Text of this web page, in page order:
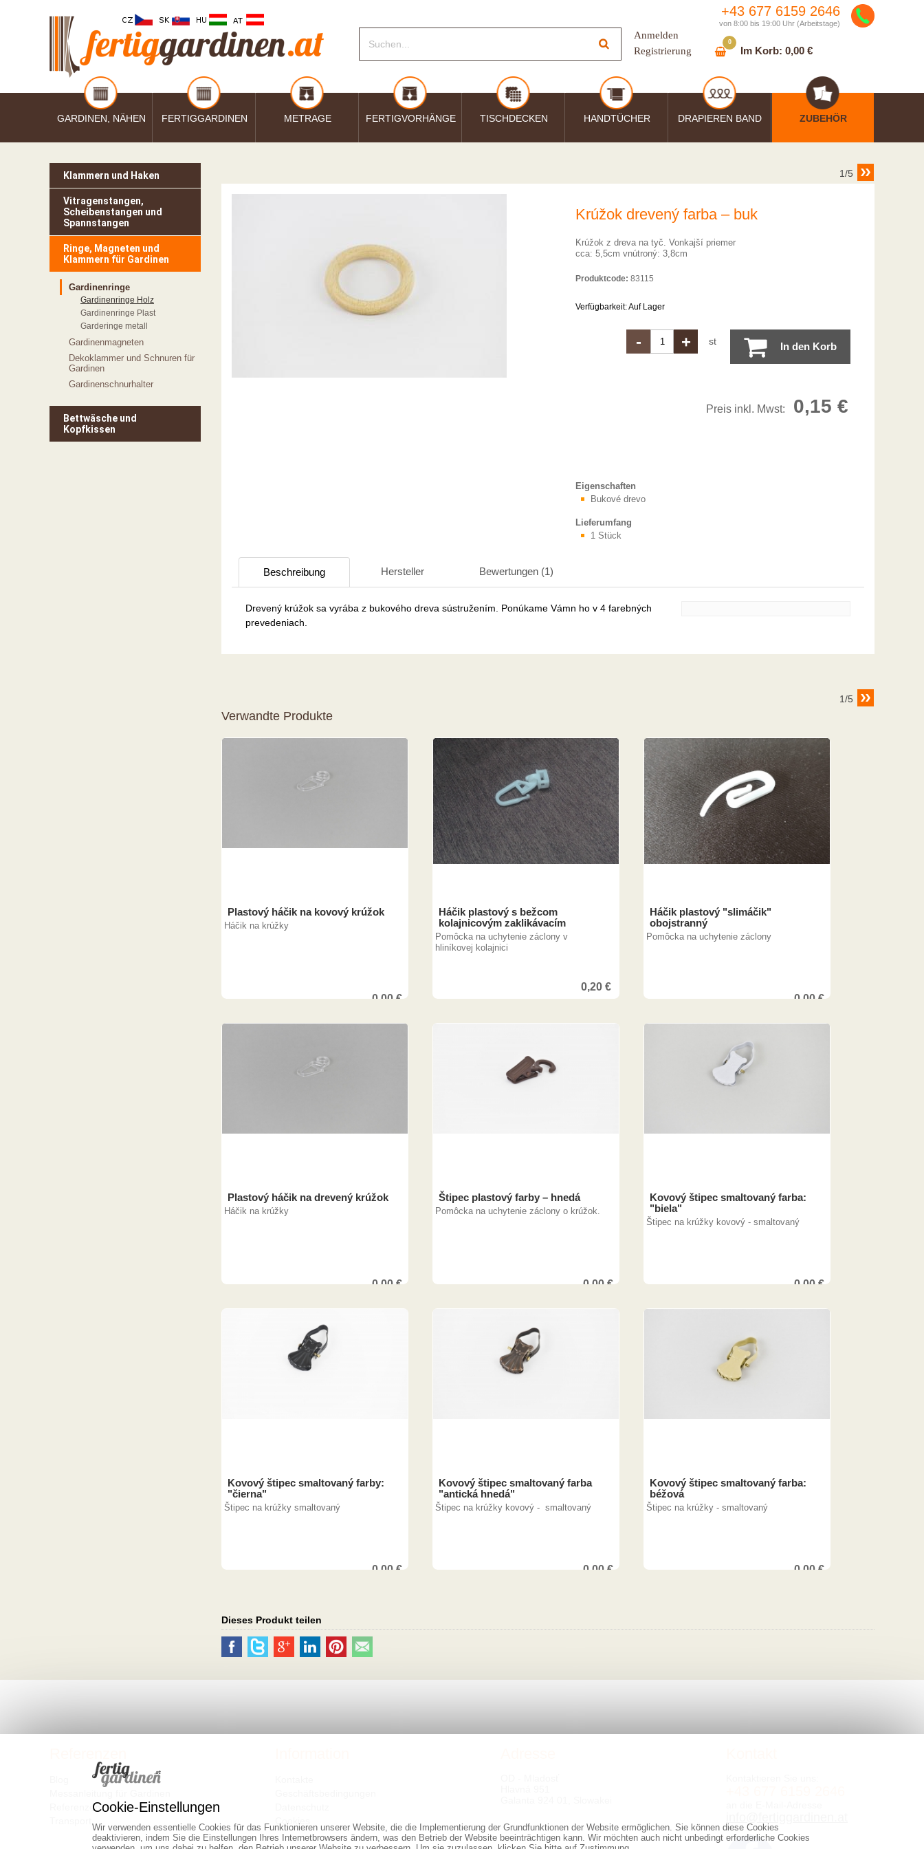
+43 677 6159 2646
von 8:00 bis 19:00 Uhr (Arbeitstage)
Anmelden
Registrierung
Im Korb: 0,00 €
0
GARDINEN, NÄHEN FERTIGGARDINEN METRAGE FERTIGVORHÄNGE TISCHDECKEN HANDTÜCHER DRAPIEREN BAND ZUBEHÖR
Klammern und Haken
Vitragenstangen,
Scheibenstangen und
Spannstangen
Ringe, Magneten und
Klammern für Gardinen
Gardinenringe
Gardinenringe Holz
Gardinenringe Plast
Garderinge metall
Gardinenmagneten
Dekoklammer und Schnuren für
Gardinen
Gardinenschnurhalter
Bettwäsche und
Kopfkissen
1/5
Krúžok drevený farba – buk
Krúžok z dreva na tyč. Vonkajší priemer
cca: 5,5cm vnútroný: 3,8cm
Produktcode: 83115
Verfügbarkeit:Auf Lager
- + st In den Korb
Preis inkl. Mwst: 0,15 €
Eigenschaften
Bukové drevo
Lieferumfang
1 Stück
Beschreibung Hersteller Bewertungen (1)
Drevený krúžok sa vyrába z bukového dreva sústružením. Ponúkame Vámn ho v 4 farebných
prevedeniach.
1/5
Verwandte Produkte
Plastový háčik na kovový krúžok
Háčik na krúžky
0,00€
Háčik plastový s bežcom
kolajnicovým zaklikávacím
Pomôcka na uchytenie záclony v
hliníkovej kolajnici
0,20€
Háčik plastový "slimáčik"
obojstranný
Pomôcka na uchytenie záclony
0,00€
Plastový háčik na drevený krúžok
Háčik na krúžky
0,00€
Štipec plastový farby – hnedá
Pomôcka na uchytenie záclony o krúžok.
0,00€
Kovový štipec smaltovaný farba:
"biela"
Štipec na krúžky kovový - smaltovaný
0,00€
Kovový štipec smaltovaný farby:
"čierna"
Štipec na krúžky smaltovaný
0,00€
Kovový štipec smaltovaný farba
"antická hnedá"
Štipec na krúžky kovový - smaltovaný
0,00€
Kovový štipec smaltovaný farba:
béžová
Štipec na krúžky - smaltovaný
0,00€
Dieses Produkt teilen
ReferenzenCookie-Einstellungen
Wir verwenden essentielle Cookies für das Funktionieren unserer Website, die die Implementierung der Grundfunktionen der Website ermöglichen. Sie können diese Cookies
deaktivieren, indem Sie die Einstellungen Ihres Internetbrowsers ändern, was den Betrieb der Website beeinträchtigen kann. Wir möchten auch nicht unbedingt erforderliche Cookies